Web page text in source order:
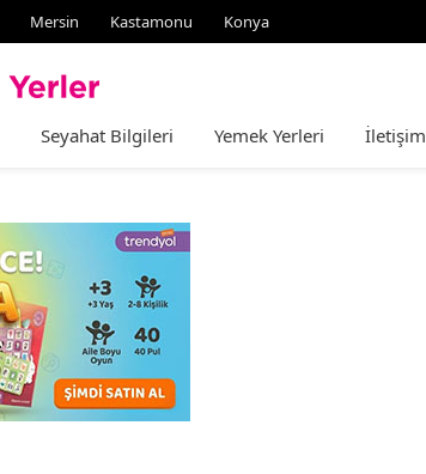
Mersin Kastamonu Konya
Seyahat Bilgileri Yemek Yerleri İletişim